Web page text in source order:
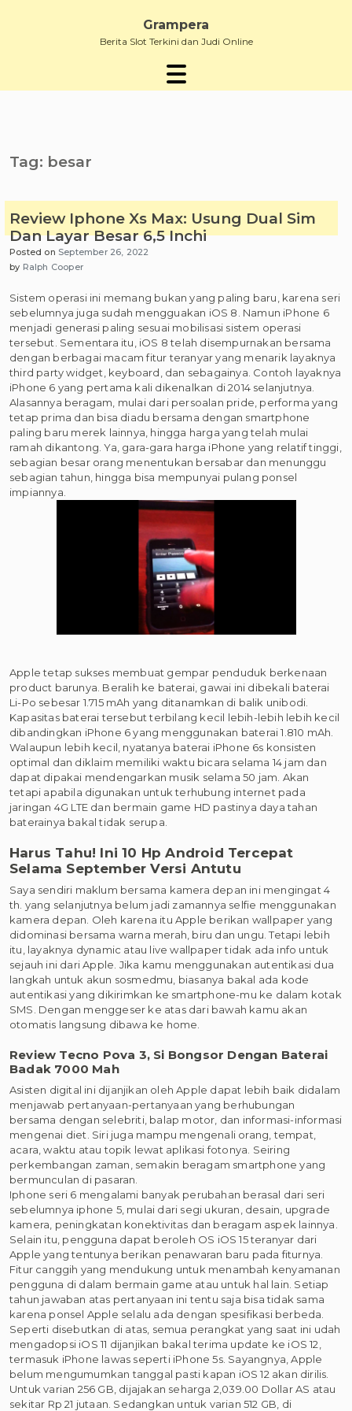
Grampera
Berita Slot Terkini dan Judi Online
Tag: besar
Review Iphone Xs Max: Usung Dual Sim
Dan Layar Besar 6,5 Inchi
Posted on September 26, 2022
by Ralph Cooper
Sistem operasi ini memang bukan yang paling baru, karena seri
sebelumnya juga sudah mengguakan iOS 8. Namun iPhone 6
menjadi generasi paling sesuai mobilisasi sistem operasi
tersebut. Sementara itu, iOS 8 telah disempurnakan bersama
dengan berbagai macam fitur teranyar yang menarik layaknya
third party widget, keyboard, dan sebagainya. Contoh layaknya
iPhone 6 yang pertama kali dikenalkan di 2014 selanjutnya.
Alasannya beragam, mulai dari persoalan pride, performa yang
tetap prima dan bisa diadu bersama dengan smartphone
paling baru merek lainnya, hingga harga yang telah mulai
ramah dikantong. Ya, gara-gara harga iPhone yang relatif tinggi,
sebagian besar orang menentukan bersabar dan menunggu
sebagian tahun, hingga bisa mempunyai pulang ponsel
impiannya.
Apple tetap sukses membuat gempar penduduk berkenaan
product barunya. Beralih ke baterai, gawai ini dibekali baterai
Li-Po sebesar 1.715 mAh yang ditanamkan di balik unibodi.
Kapasitas baterai tersebut terbilang kecil lebih-lebih lebih kecil
dibandingkan iPhone 6 yang menggunakan baterai 1.810 mAh.
Walaupun lebih kecil, nyatanya baterai iPhone 6s konsisten
optimal dan diklaim memiliki waktu bicara selama 14 jam dan
dapat dipakai mendengarkan musik selama 50 jam. Akan
tetapi apabila digunakan untuk terhubung internet pada
jaringan 4G LTE dan bermain game HD pastinya daya tahan
baterainya bakal tidak serupa.
Harus Tahu! Ini 10 Hp Android Tercepat
Selama September Versi Antutu
Saya sendiri maklum bersama kamera depan ini mengingat 4
th. yang selanjutnya belum jadi zamannya selfie menggunakan
kamera depan. Oleh karena itu Apple berikan wallpaper yang
didominasi bersama warna merah, biru dan ungu. Tetapi lebih
itu, layaknya dynamic atau live wallpaper tidak ada info untuk
sejauh ini dari Apple. Jika kamu menggunakan autentikasi dua
langkah untuk akun sosmedmu, biasanya bakal ada kode
autentikasi yang dikirimkan ke smartphone-mu ke dalam kotak
SMS. Dengan menggeser ke atas dari bawah kamu akan
otomatis langsung dibawa ke home.
Review Tecno Pova 3, Si Bongsor Dengan Baterai
Badak 7000 Mah
Asisten digital ini dijanjikan oleh Apple dapat lebih baik didalam
menjawab pertanyaan-pertanyaan yang berhubungan
bersama dengan selebriti, balap motor, dan informasi-informasi
mengenai diet. Siri juga mampu mengenali orang, tempat,
acara, waktu atau topik lewat aplikasi fotonya. Seiring
perkembangan zaman, semakin beragam smartphone yang
bermunculan di pasaran.
Iphone seri 6 mengalami banyak perubahan berasal dari seri
sebelumnya iphone 5, mulai dari segi ukuran, desain, upgrade
kamera, peningkatan konektivitas dan beragam aspek lainnya.
Selain itu, pengguna dapat beroleh OS iOS 15 teranyar dari
Apple yang tentunya berikan penawaran baru pada fiturnya.
Fitur canggih yang mendukung untuk menambah kenyamanan
pengguna di dalam bermain game atau untuk hal lain. Setiap
tahun jawaban atas pertanyaan ini tentu saja bisa tidak sama
karena ponsel Apple selalu ada dengan spesifikasi berbeda.
Seperti disebutkan di atas, semua perangkat yang saat ini udah
mengadopsi iOS 11 dijanjikan bakal terima update ke iOS 12,
termasuk iPhone lawas seperti iPhone 5s. Sayangnya, Apple
belum mengumumkan tanggal pasti kapan iOS 12 akan dirilis.
Untuk varian 256 GB, dijajakan seharga 2,039.00 Dollar AS atau
sekitar Rp 21 jutaan. Sedangkan untuk varian 512 GB, di